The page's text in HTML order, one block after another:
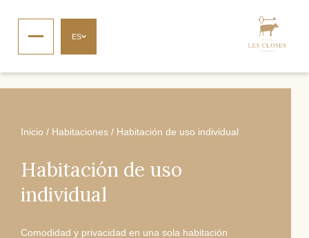
ES
Inicio / Habitaciones / Habitación de uso individual
Habitación de uso
individual
Comodidad y privacidad en una sola habitación